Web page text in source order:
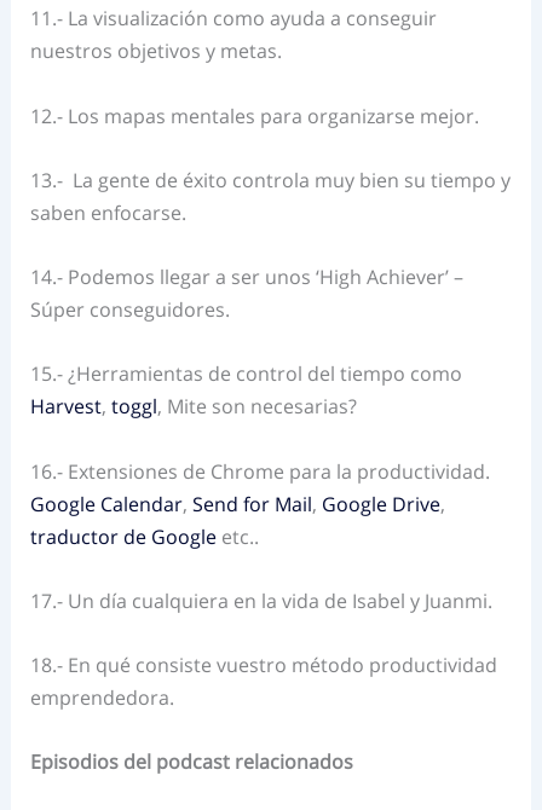
11.- La visualización como ayuda a conseguir
nuestros objetivos y metas.
12.- Los mapas mentales para organizarse mejor.
13.- La gente de éxito controla muy bien su tiempo y
saben enfocarse.
14.- Podemos llegar a ser unos ‘High Achiever’ –
Súper conseguidores.
15.- ¿Herramientas de control del tiempo como
Harvest,toggl, Mite son necesarias?
16.- Extensiones de Chrome para la productividad.
Google Calendar,Send for Mail, Google Drive,
traductor de Google etc..
17.- Un día cualquiera en la vida de Isabel y Juanmi.
18.- En qué consiste vuestro método productividad
emprendedora.
Episodios del podcast relacionados